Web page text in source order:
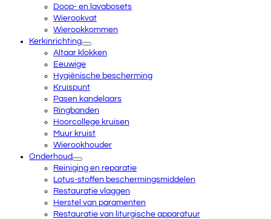
Doop- en lavabosets
Wierookvat
Wierookkommen
Kerkinrichting
Altaar klokken
Eeuwige
Hygiënische bescherming
Kruispunt
Pasen kandelaars
Ringbanden
Hoorcollege kruisen
Muur kruist
Wierookhouder
Onderhoud
Reiniging en reparatie
Lotus-stoffen beschermingsmiddelen
Restauratie vlaggen
Herstel van paramenten
Restauratie van liturgische apparatuur